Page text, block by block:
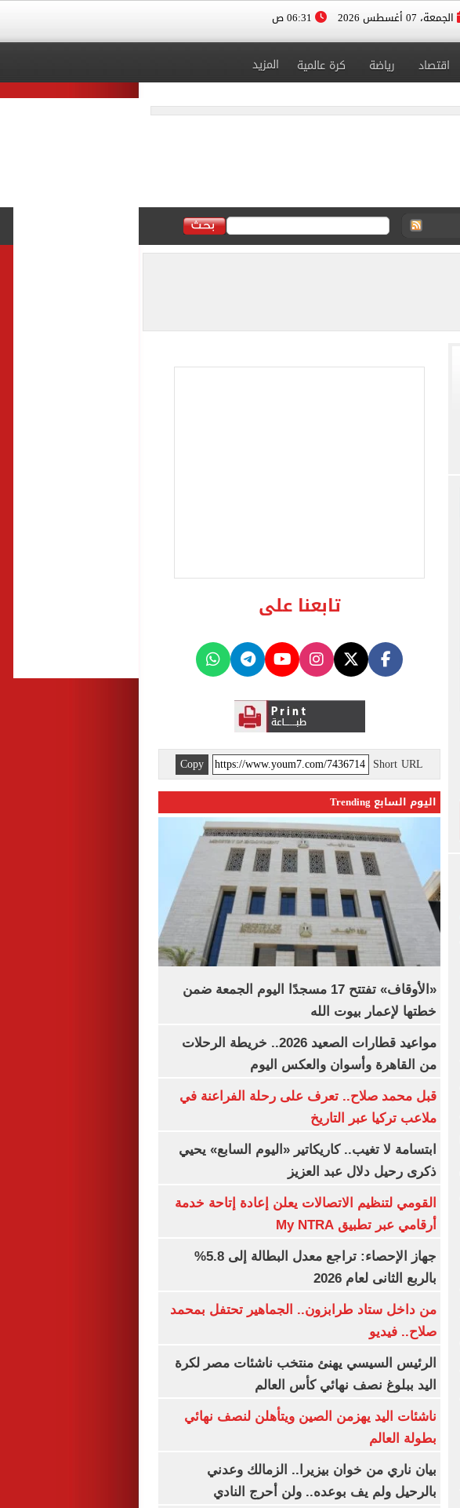
الجمعة، 07 أغسطس 2026
اقتصاد رياضة كرة عالمية المزيد
تابعنا على
Short URL
Copy
اليوم السابع Trending
«الأوقاف» تفتتح 17 مسجدًا اليوم الجمعة ضمن
خطتها لإعمار بيوت الله
مواعيد قطارات الصعيد 2026.. خريطة الرحلات
من القاهرة وأسوان والعكس اليوم
قبل محمد صلاح.. تعرف على رحلة الفراعنة في
ملاعب تركيا عبر التاريخ
ابتسامة لا تغيب.. كاريكاتير «اليوم السابع» يحيي
ذكرى رحيل دلال عبد العزيز
القومي لتنظيم الاتصالات يعلن إعادة إتاحة خدمة
أرقامي عبر تطبيق My NTRA
جهاز الإحصاء: تراجع معدل البطالة إلى 5.8%
بالربع الثانى لعام 2026
من داخل ستاد طرابزون.. الجماهير تحتفل بمحمد
صلاح.. فيديو
الرئيس السيسي يهنئ منتخب ناشئات مصر لكرة
اليد ببلوغ نصف نهائي كأس العالم
ناشئات اليد يهزمن الصين ويتأهلن لنصف نهائي
بطولة العالم
بيان ناري من خوان بيزيرا.. الزمالك وعدني
بالرحيل ولم يف بوعده.. ولن أحرج النادي